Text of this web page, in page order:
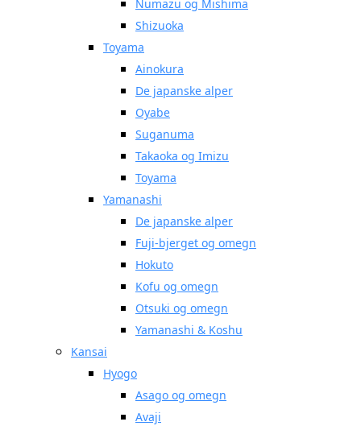
Numazu og Mishima
Shizuoka
Toyama
Ainokura
De japanske alper
Oyabe
Suganuma
Takaoka og Imizu
Toyama
Yamanashi
De japanske alper
Fuji-bjerget og omegn
Hokuto
Kofu og omegn
Otsuki og omegn
Yamanashi & Koshu
Kansai
Hyogo
Asago og omegn
Avaji